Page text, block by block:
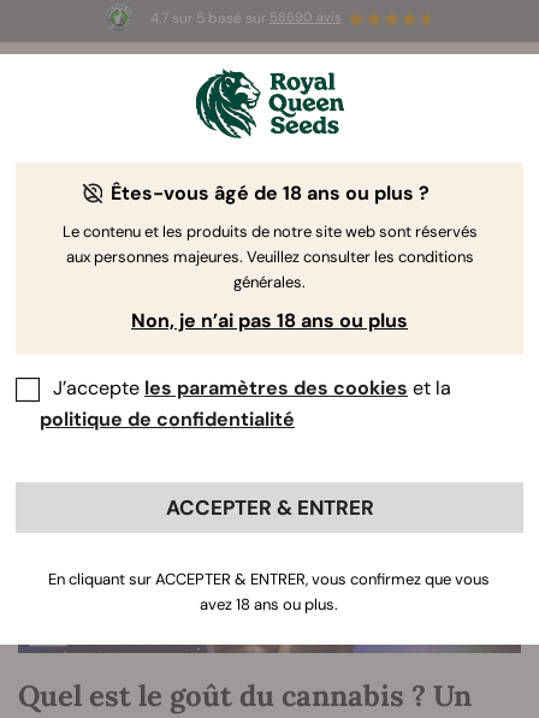
4.7 sur 5 basé sur 58690 avis
☀️ Summer Sales : jusqu'à -50 % sur
certains produits ! ⏤
The RQS Blog
Articles Cannabis Lifestyle
Quel est le goût du cannabis ? Un
Êtes-vous âgé de 18 ans ou plus ?
Le contenu et les produits de notre site web sont réservés
aux personnes majeures. Veuillez consulter les conditions
générales.
Non, je n’ai pas 18 ans ou plus
J’accepte les paramètres des cookies et la
politique de confidentialité
ACCEPTER & ENTRER
En cliquant sur ACCEPTER & ENTRER, vous confirmez que vous
avez 18 ans ou plus.